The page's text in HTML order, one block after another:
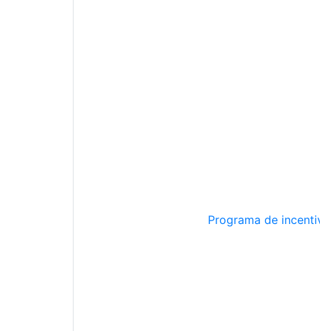
Programa de